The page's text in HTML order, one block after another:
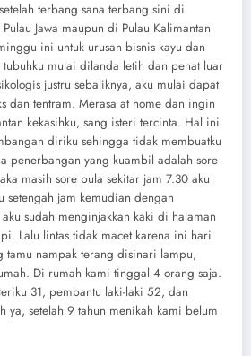
terbang sana terbang sini di
Jawa maupun di Pulau Kalimantan
ini untuk urusan bisnis kayu dan
mulai dilanda letih dan penat luar
justru sebaliknya, aku mulai dapat
dan tentram. Merasa at home dan ingin
kekasihku, sang isteri tercinta. Hal ini
diriku sehingga tidak membuatku
penerbangan yang kuambil adalah sore
masih sore pula sekitar jam 7.30 aku
setengah jam kemudian dengan
sudah menginjakkan kaki di halaman
Lalu lintas tidak macet karena ini hari
nampak terang disinari lampu,
Di rumah kami tinggal 4 orang saja.
31, pembantu laki-laki 52, dan
ya, setelah 9 tahun menikah kami belum